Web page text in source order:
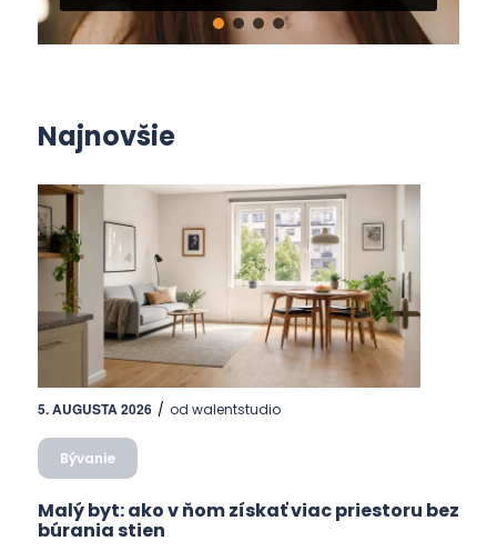
Najnovšie
5. AUGUSTA 2026 / od walentstudio
Bývanie
Malý byt: ako v ňom získať viac priestoru bez
búrania stien